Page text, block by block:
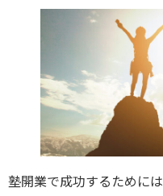
塾開業で成功するために